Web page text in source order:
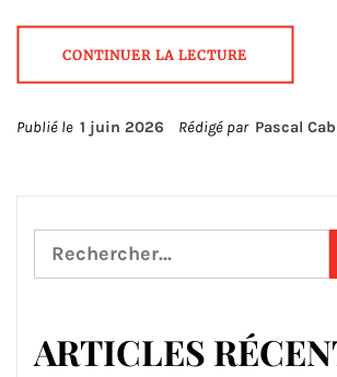
CONTINUER LA LECTURE
Publié le 1 juin 2026 Rédigé par Pascal
Rechercher :
ARTICLES